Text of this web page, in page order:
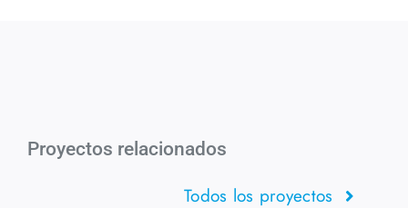
Proyectos relacionados
Todos los proyectos